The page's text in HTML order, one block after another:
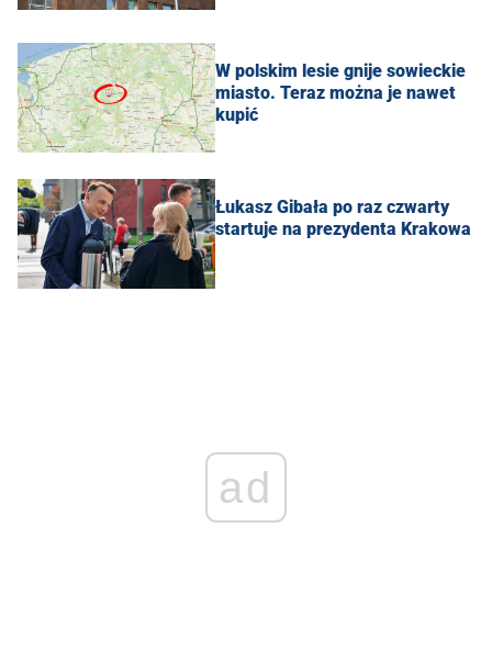
W polskim lesie gnije sowieckie
miasto. Teraz można je nawet
kupić
Łukasz Gibała po raz czwarty
startuje na prezydenta Krakowa
ad